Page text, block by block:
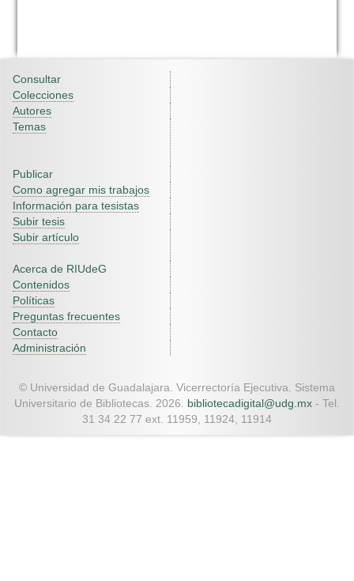
Consultar
Colecciones
Autores
Temas
Publicar
Como agregar mis trabajos
Información para tesistas
Subir tesis
Subir artículo
Acerca de RIUdeG
Contenidos
Políticas
Preguntas frecuentes
Contacto
Administración
© Universidad de Guadalajara. Vicerrectoría Ejecutiva. Sistema
Universitario de Bibliotecas. 2026. bibliotecadigital@udg.mx - Tel.
31 34 22 77 ext. 11959, 11924, 11914